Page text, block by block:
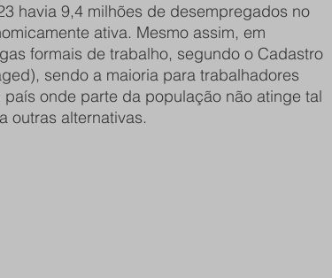
havia 9,4 milhões de desempregados no
ativa. Mesmo assim, em
formais de trabalho, segundo o Cadastro
sendo a maioria para trabalhadores
onde parte da população não atinge tal
outras alternativas.